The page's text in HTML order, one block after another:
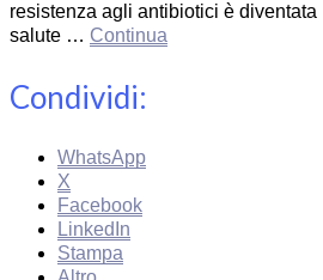
resistenza agli antibiotici è
salute … Continua
Condividi:
WhatsApp
X
Facebook
LinkedIn
Stampa